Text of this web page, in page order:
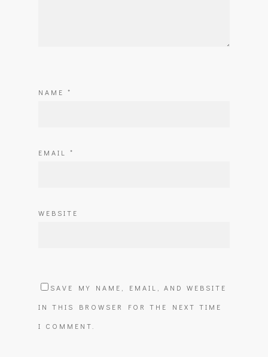
NAME *
EMAIL *
WEBSITE
SAVE MY NAME, EMAIL, AND WEBSITE
IN THIS BROWSER FOR THE NEXT TIME
I COMMENT.